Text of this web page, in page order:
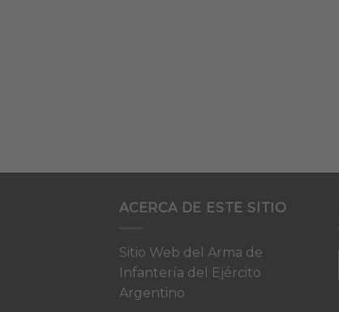
ACERCA DE ESTE SITIO
Sitio Web del Arma de
Infantería del Ejército
Argentino